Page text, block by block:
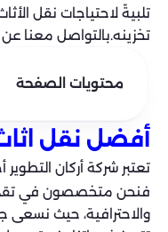
تلبيةً لاحتياجات نقل
تخزينه.بالتواصل معنا عن طريق
محتويات الصفحة
أفضل نقل
تعتبر شركة أركان
فنحن متخصصون في
والاحترافية، حيث